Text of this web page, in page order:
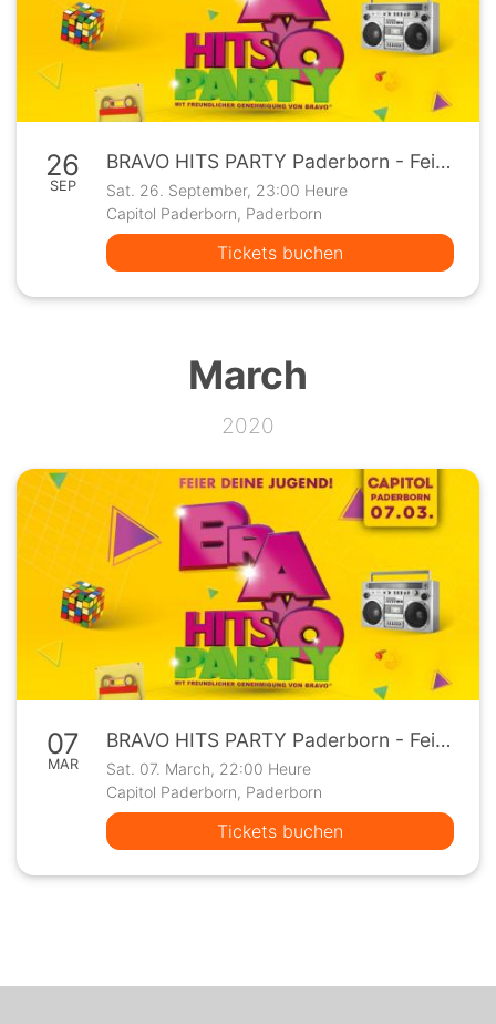
26
SEP
BRAVO HITS PARTY Paderborn - Feier deine Jugend!
Sat. 26. September, 23:00 Heure
Capitol Paderborn, Paderborn
Tickets buchen
March
2020
07
MAR
BRAVO HITS PARTY Paderborn - Feier deine Jugend!
Sat. 07. March, 22:00 Heure
Capitol Paderborn, Paderborn
Tickets buchen